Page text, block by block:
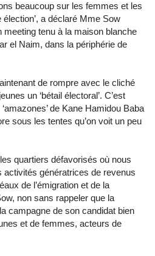
beaucoup sur les femmes et les
a déclaré Mme Sow
meeting tenu à la maison blanche
el Naim, dans la périphérie de
de rompre avec le cliché
un ‘bétail électoral’. C’est
de Kane Hamidou Baba
sous les tentes qu’on voit un peu
quartiers défavorisés où nous
génératrices de revenus
de l’émigration et de la
non sans rappeler que la
campagne de son candidat bien
et de femmes, acteurs de